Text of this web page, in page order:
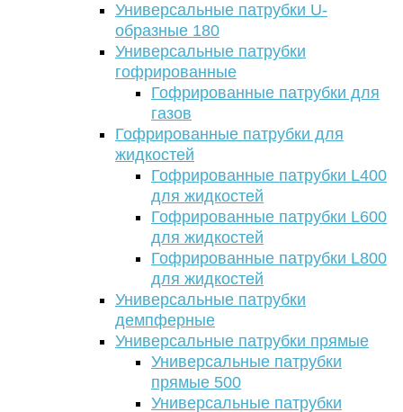
Универсальные патрубки U-
образные 180
Универсальные патрубки
гофрированные
Гофрированные патрубки для
газов
Гофрированные патрубки для
жидкостей
Гофрированные патрубки L400
для жидкостей
Гофрированные патрубки L600
для жидкостей
Гофрированные патрубки L800
для жидкостей
Универсальные патрубки
демпферные
Универсальные патрубки прямые
Универсальные патрубки
прямые 500
Универсальные патрубки